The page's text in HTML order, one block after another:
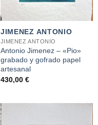
JIMENEZ ANTONIO
JIMENEZ ANTONIO
Antonio Jimenez – «Pio»
grabado y gofrado papel
artesanal
430,00 €